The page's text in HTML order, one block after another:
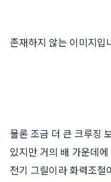
존재하지 않는 이미지입
물론 조금 더 큰 크루징
있지만 거의 배 가운데
전기 그릴이라 화력조